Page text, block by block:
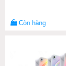
Còn hàng